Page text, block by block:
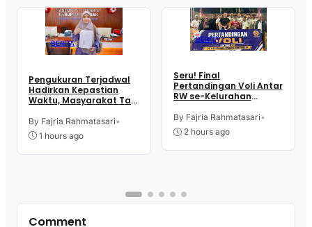
BERITA
Pengukuran Terjadwal
Hadirkan Kepastian
Waktu, Masyarakat Tak
Layanan Pertanahan
By Fajria Rahmatasari•
1 hours ago
BERITA
Seru! Final
Pertandingan Voli Antar
RW se-Kelurahan
Sambut HUT RI
By Fajria Rahmatasari•
2 hours ago
Comment